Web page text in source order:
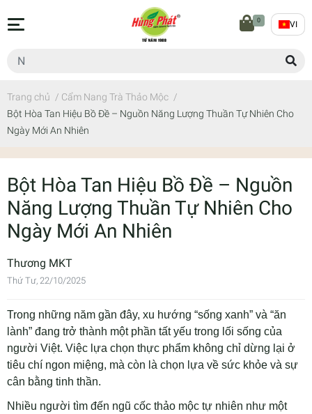
0 VI
Trang chủ / Cẩm Nang Trà Thảo Mộc /
Bột Hòa Tan Hiệu Bồ Đề – Nguồn Năng Lượng Thuần Tự Nhiên Cho
Ngày Mới An Nhiên
Bột Hòa Tan Hiệu Bồ Đề – Nguồn
Năng Lượng Thuần Tự Nhiên Cho
Ngày Mới An Nhiên
Thương MKT
Thứ Tư, 22/10/2025
Trong những năm gần đây, xu hướng “sống xanh” và “ăn
lành” đang trở thành một phần tất yếu trong lối sống của
người Việt. Việc lựa chọn thực phẩm không chỉ dừng lại ở
tiêu chí ngon miệng, mà còn là chọn lựa về sức khỏe và sự
cân bằng tinh thần.
Nhiều người tìm đến ngũ cốc thảo mộc tự nhiên như một